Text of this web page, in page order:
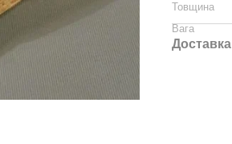
Товщина
Вага
Доставка